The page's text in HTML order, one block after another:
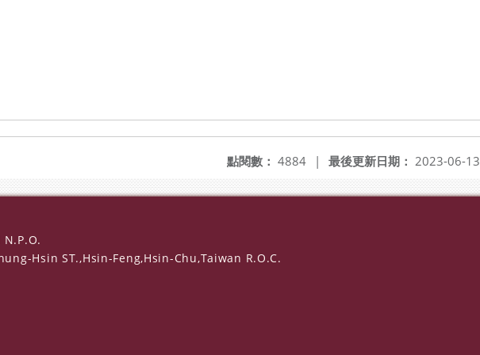
最後更新日期： 2023-06-13
點閱數： 4884 |
Hsin ST.,Hsin-Feng,Hsin-Chu,Taiwan R.O.C.